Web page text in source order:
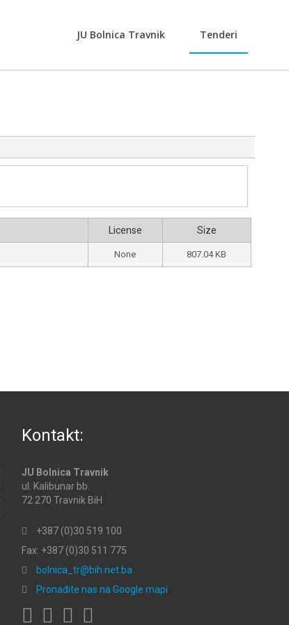
JU Bolnica Travnik Tenderi
License Size
None 807.04 KB
Kontakt:
JU Bolnica Travnik
ul. Kalibunar bb.
72 270 Travnik BiH
+387 (0)30 519 100
Fax: +387 (0)30 511 775
bolnica_tr@bih.net.ba
Pronađite nas na Google mapi